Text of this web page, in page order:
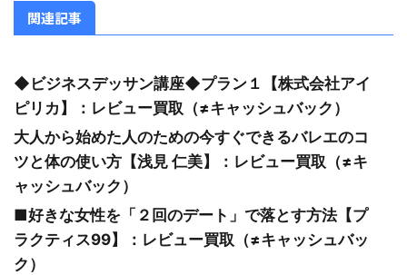
関連記事
◆ビジネスデッサン講座◆プラン１【株式会社アイ
ピリカ】：レビュー買取（≠キャッシュバック）
大人から始めた人のための今すぐできるバレエのコ
ツと体の使い方【浅見 仁美】：レビュー買取（≠キ
ャッシュバック）
■好きな女性を「２回のデート」で落とす方法【プ
ラクティス99】：レビュー買取（≠キャッシュバッ
ク）